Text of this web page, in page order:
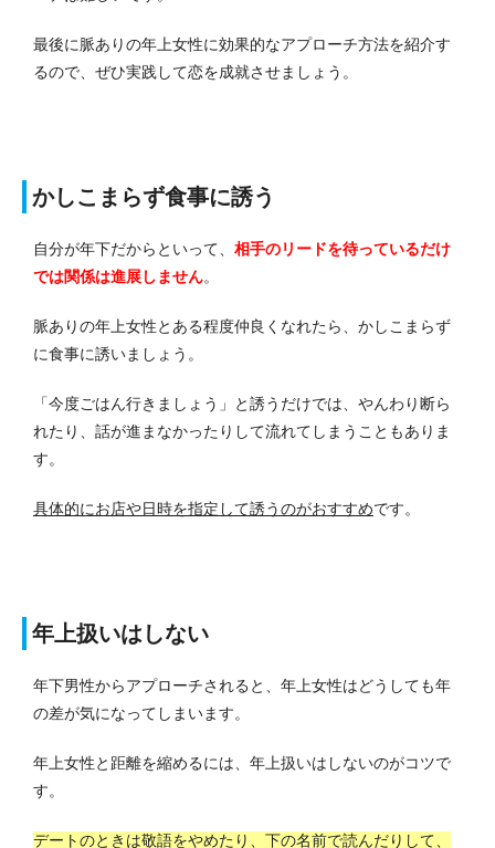
最後に脈ありの年上女性に効果的なアプローチ方法を紹介す
るので、ぜひ実践して恋を成就させましょう。
かしこまらず食事に誘う
自分が年下だからといって、 相手のリードを待っているだけ
では関係は進展しません。
脈ありの年上女性とある程度仲良くなれたら、かしこまらず
に食事に誘いましょう。
「今度ごはん行きましょう」と誘うだけでは、やんわり断ら
れたり、話が進まなかったりして流れてしまうこともありま
す。
具体的にお店や日時を指定して誘うのがおすすめです。
年上扱いはしない
年下男性からアプローチされると、年上女性はどうしても年
の差が気になってしまいます。
年上女性と距離を縮めるには、年上扱いはしないのがコツで
す。
デートのときは敬語をやめたり、下の名前で読んだりして、